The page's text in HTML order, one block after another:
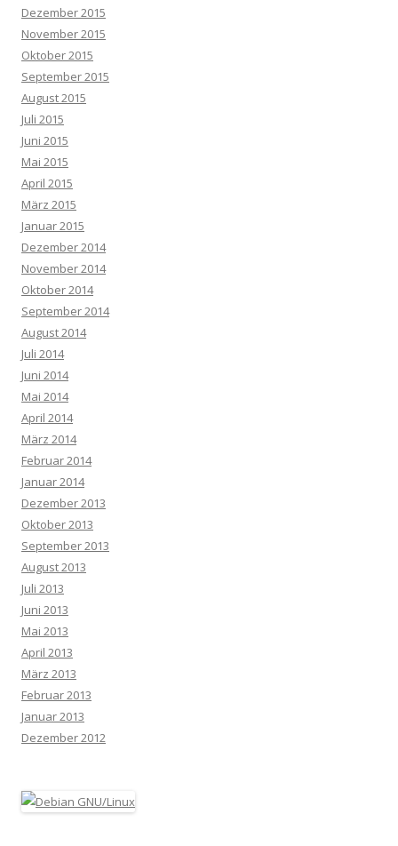
Dezember 2015
November 2015
Oktober 2015
September 2015
August 2015
Juli 2015
Juni 2015
Mai 2015
April 2015
März 2015
Januar 2015
Dezember 2014
November 2014
Oktober 2014
September 2014
August 2014
Juli 2014
Juni 2014
Mai 2014
April 2014
März 2014
Februar 2014
Januar 2014
Dezember 2013
Oktober 2013
September 2013
August 2013
Juli 2013
Juni 2013
Mai 2013
April 2013
März 2013
Februar 2013
Januar 2013
Dezember 2012